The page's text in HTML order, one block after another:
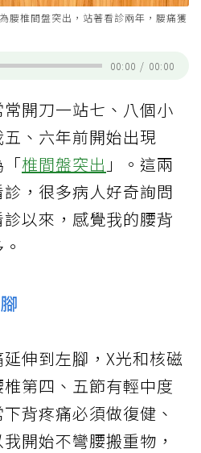
腰椎間盤突出，站著看診兩年，腰痛獲
00:00 / 00:00
開刀一站七、八個小
、六年前開始出現
「椎間盤突出 」。這兩
，很多病人好奇詢問
以來，感覺我的腰背
伸到左腳，X光和核磁
第四、五節有輕中度
背疼痛必須做復健、
開始不彎腰搬重物，